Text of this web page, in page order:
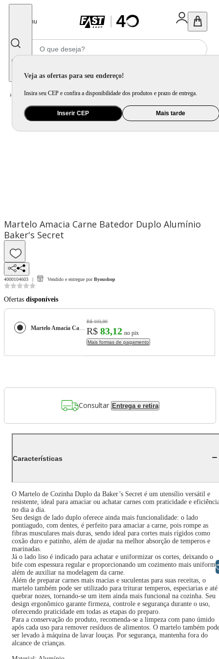
Menu
Veja as ofertas para seu endereço!
Insira seu CEP e confira a disponibilidade dos produtos e prazo de entrega.
Inserir CEP Mais tarde
Home Utilidade Doméstica Cozinha / Utensílio de Preparo
Martelo Amacia Carne Batedor Duplo Alumínio
Baker's Secret
4000104603 Vendido e entregue por Byoushop
Ofertas disponíveis
Martelo Amacia Carne Batedor Duplo Alumínio Baker's Secret
R$ 103,90
R$ 83,12 no pix
Mais formas de pagamento
Consultar Entrega e retira
Características
O Martelo de Cozinha Duplo da Baker’s Secret é um utensílio versátil e
resistente, ideal para amaciar ou achatar carnes com praticidade e
no dia a dia.
Seu design de lado duplo oferece ainda mais funcionalidade: o lado
pontiagudo, com dentes, é perfeito para amaciar a carne, pois rompe as
fibras musculares mais duras, sendo ideal para cortes mais rígidos como
coxão duro e patinho, além de ajudar na melhor absorção de temperos e
marinadas.
Já o lado liso é indicado para achatar e uniformizar os cortes, deixando o
bife com espessura regular e proporcionando um cozimento mais
além de auxiliar na modelagem da carne.
Além de preparar carnes mais macias e suculentas para suas receitas, o
martelo também pode ser utilizado para triturar temperos, especiarias e até
quebrar nozes, tornando-se um item ainda mais funcional na cozinha. Seu
design ergonômico garante firmeza, controle e segurança durante o uso,
oferecendo praticidade em todas as etapas do preparo.
Para a conservação do produto, recomenda-se a limpeza com pano úmido
após cada uso para remover resíduos de alimentos. O martelo também
ser levado à máquina de lavar louças. Por segurança, mantenha fora do
alcance de crianças.
Libras